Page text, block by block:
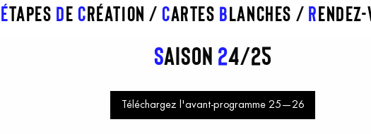
Étapes decréation Cartes blanches R
Saison 24/25
Téléchargez l'avant-programme 25—26